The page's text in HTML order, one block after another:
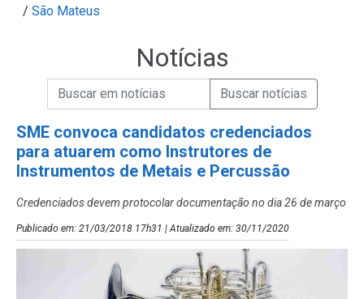
/ São Mateus
Notícias
Campo de Busca de Notícias
Campo de Busca de informaçõesEnviar a Busca de Notícias
SME convoca candidatos credenciados
para atuarem como Instrutores de
Instrumentos de Metais e Percussão
Credenciados devem protocolar documentação no dia 26 de março
Publicado em: 21/03/2018 17h31 | Atualizado em: 30/11/2020